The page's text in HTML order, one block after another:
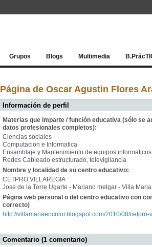
Grupos Blogs Multimedia
Página de Oscar Agustin Flores
Información de perfil
Materias que imparte / función educativa (sólo se
datos profesionales completos):
Ciencias sociales
Computacion e Informatica
Ensamblaje y Mantenimiento de equipos informaticos
Redes Cableado estructurado, televigilancia
Nombre y localidad de su centro educativo:
CETPRO VILLAREGIA
Jose de la Torre Ugarte - Mariano melgar - Villa
Página web personal o del centro educativo con
correcto)
http://villamariaencolor.blogspot.com/2010/08/cetpro-
Comentario (1 comentario)